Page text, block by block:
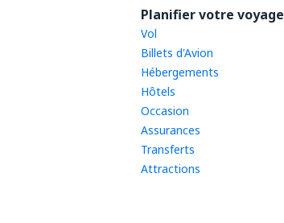
Planifier votre voyage
Vol
Billets d'Avion
Hébergements
Hôtels
Occasion
Assurances
Transferts
Attractions